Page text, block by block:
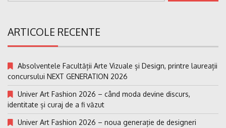
ARTICOLE RECENTE
Absolventele Facultății Arte Vizuale și Design, printre laureații
concursului NEXT GENERATION 2026
Univer Art Fashion 2026 – când moda devine discurs,
identitate și curaj de a fi văzut
Univer Art Fashion 2026 – noua generație de designeri